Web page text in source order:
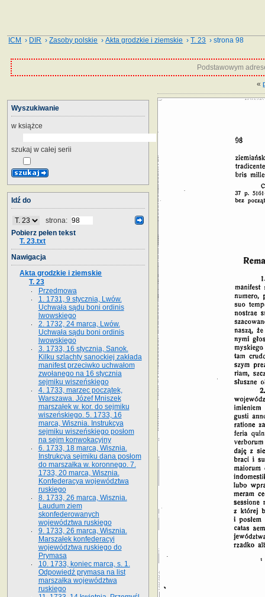
ICM › DIR ›Zasoby polskie ›Akta grodzkie i ziemskie ›T. 23 › strona 98
Podstawowym
«
Wyszukiwanie
w książce
szukaj w całej serii
Idź do
strona:
Pobierz pełen tekst
T. 23.txt
Nawigacja
Akta grodzkie i ziemskie
T. 23
Przedmowa
1. 1731, 9 stycznia, Lwów.
Uchwała sądu boni ordinis
lwowskiego
2. 1732, 24 marca, Lwów.
Uchwała sądu boni ordinis
lwowskiego
3. 1733, 16 stycznia, Sanok.
Kilku szlachty sanockiej zakłada
manifest przeciwko uchwałom
zwołanego na 16 stycz­nia
sejmiku wiszeńskiego
4. 1733, marzec początek,
Warszawa. Józef Mniszek
marszałek w. kor. do sejmiku
wiszeńskiego. 5. 1733, 16
marca, Wisznia. Instrukcya
sejmiku wiszeńskiego posłom
na sejm konwokacyjny
6. 1733, 18 marca, Wisznia.
Instrukcya sejmiku dana posłom
do marszałka w. koronnego. 7.
1733, 20 marca, Wisznia.
Konfederacya województwa
ruskiego
8. 1733, 26 marca, Wisznia.
Laudum ziem
skonfederowanych
województwa ruskiego
9. 1733, 26 marca, Wisznia.
Marszałek konfederacyi
województwa ruskiego do
Prymasa
10. 1733, koniec marca, s. 1.
Odpowiedź prymasa na list
marszałka województwa
ruskiego